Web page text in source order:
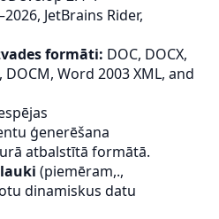
JetBrains Rider,
formāti: DOC, DOCX,
DOCM, Word 2003 XML, and
ģenerēšana
atbalstītā formātā.
(piemēram,.,
dinamiskus datu